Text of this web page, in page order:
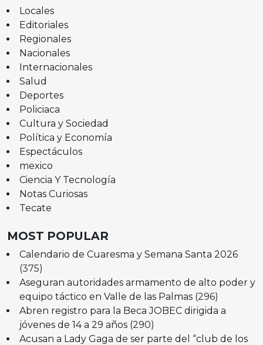
Locales
Editoriales
Regionales
Nacionales
Internacionales
Salud
Deportes
Policiaca
Cultura y Sociedad
Política y Economía
Espectáculos
mexico
Ciencia Y Tecnología
Notas Curiosas
Tecate
MOST POPULAR
Calendario de Cuaresma y Semana Santa 2026
(375)
Aseguran autoridades armamento de alto poder y
equipo táctico en Valle de las Palmas (296)
Abren registro para la Beca JOBEC dirigida a
jóvenes de 14 a 29 años (290)
Acusan a Lady Gaga de ser parte del “club de los